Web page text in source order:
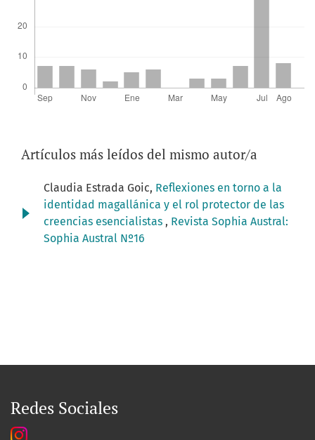
Artículos más leídos del mismo autor/a
Claudia Estrada Goic, Reflexiones en torno a la
identidad magallánica y el rol protector de las
creencias esencialistas , Revista Sophia Austral:
Sophia Austral Nº16
Redes Sociales